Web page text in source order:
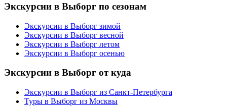
Экскурсии в Выборг по сезонам
Экскурсии в Выборг зимой
Экскурсии в Выборг весной
Экскурсии в Выборг летом
Экскурсии в Выборг осенью
Экскурсии в Выборг от куда
Экскурсии в Выборг из Санкт-Петербурга
Туры в Выборг из Москвы